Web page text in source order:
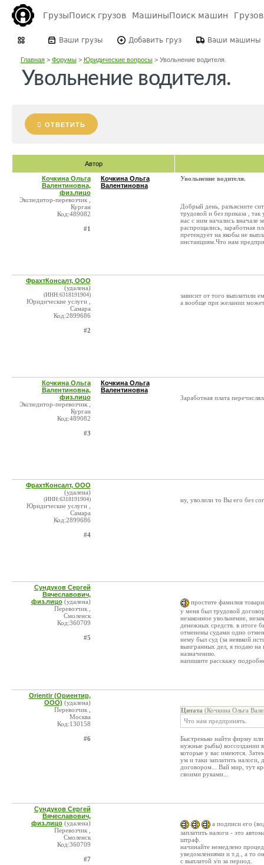
ГрузыПоиск грузов МашиныПоиск машин
Ваши грузы Добавить груз Ваши машины
Главная> Форумы> Юридические вопросы> Увольнение водителя.
Увольнение водителя.
ОТВЕТИТЬ
Автор
Кочкина Ольга
Валентиновна,
физ.лицо
Экспедитор-перевозчик ,
Курган
Код:489082
#1
Кочкина Ольга
Валентиновна
Увольнение водителя.
Добрый день, разъясните
трудовой и без приказа ,
нас с ним начались вначале
распрощались, заработная
претендует на якобы не
инстанциям.Что нам
ФрахтКонсалт, ООО
(удалена)
(ИНН:6318191904)
Юридические услуги ,
Самара
Код:2899686
#2
зависит от того выплатили
а вообще при желании
Кочкина Ольга
Валентиновна,
физ.лицо
Экспедитор-перевозчик ,
Курган
Код:489082
#3
Кочкина Ольга
Валентиновна
Заработная плата
ФрахтКонсалт, ООО
(удалена)
(ИНН:6318191904)
Юридические услуги ,
Самара
Код:2899686
#4
ну, уволили то Вы его без
Сундуков Сергей
Вячеславович,
физ.лицо (удалена)
Перевозчик ,
Смоленск
Код:360709
#5
простите фамилия
у меня был трудовой
незаконное увольнение,
денежных средств. в итоге
отменены судами одно
нему был суд (за неявкой
выигранных дел, я подаю на
назначению.
напишите расскажу
Orientir (Ориентир,
ООО) (удалена)
Перевозчик ,
Москва
Код:130158
#6
Цитата (Кочкина Ольга
Что нам предпринять.
Быстренько найти фирму
нужные рыбы) воссоздании
которые у вас имеются.
ум и таки заплатить
договором... Вай мир, тут
своими руками...
Сундуков Сергей
Вячеславович,
физ.лицо (удалена)
Перевозчик ,
Смоленск
Код:360709
#7
а подписи его
заплатить налоги - это
штраф.
начинайте немедлено
уведомлениями и т.д., а то
с выплатой з/п за период.